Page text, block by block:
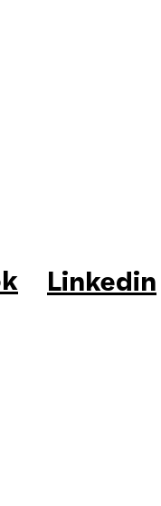
Linkedin